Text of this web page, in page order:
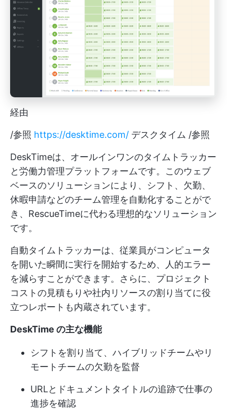
経由
/参照 https://desktime.com/ デスクタイム /参照
DeskTimeは、オールインワンのタイムトラッカー
と労働力管理プラットフォームです。このウェブ
ベースのソリューションにより、シフト、欠勤、
休暇申請などのチーム管理を自動化することがで
き、RescueTimeに代わる理想的なソリューション
です。
自動タイムトラッカーは、従業員がコンピュータ
を開いた瞬間に実行を開始するため、人的エラー
を減らすことができます。さらに、プロジェクト
コストの見積もりや社内リソースの割り当てに役
立つレポートも内蔵されています。
DeskTime の主な機能
シフトを割り当て、ハイブリッドチームやリ
モートチームの欠勤を監督
URLとドキュメントタイトルの追跡で仕事の
進捗を確認